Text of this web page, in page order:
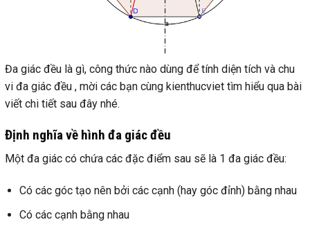
Đa giác đều là gì, công thức nào dùng để tính diện tích và chu
vi đa giác đều , mời các bạn cùng kienthucviet tìm hiểu qua bài
viết chi tiết sau đây nhé.
Định nghĩa về hình đa giác đều
Một đa giác có chứa các đặc điểm sau sẽ là 1 đa giác đều:
Có các góc tạo nên bởi các cạnh (hay góc đỉnh) bằng nhau
Có các cạnh bằng nhau